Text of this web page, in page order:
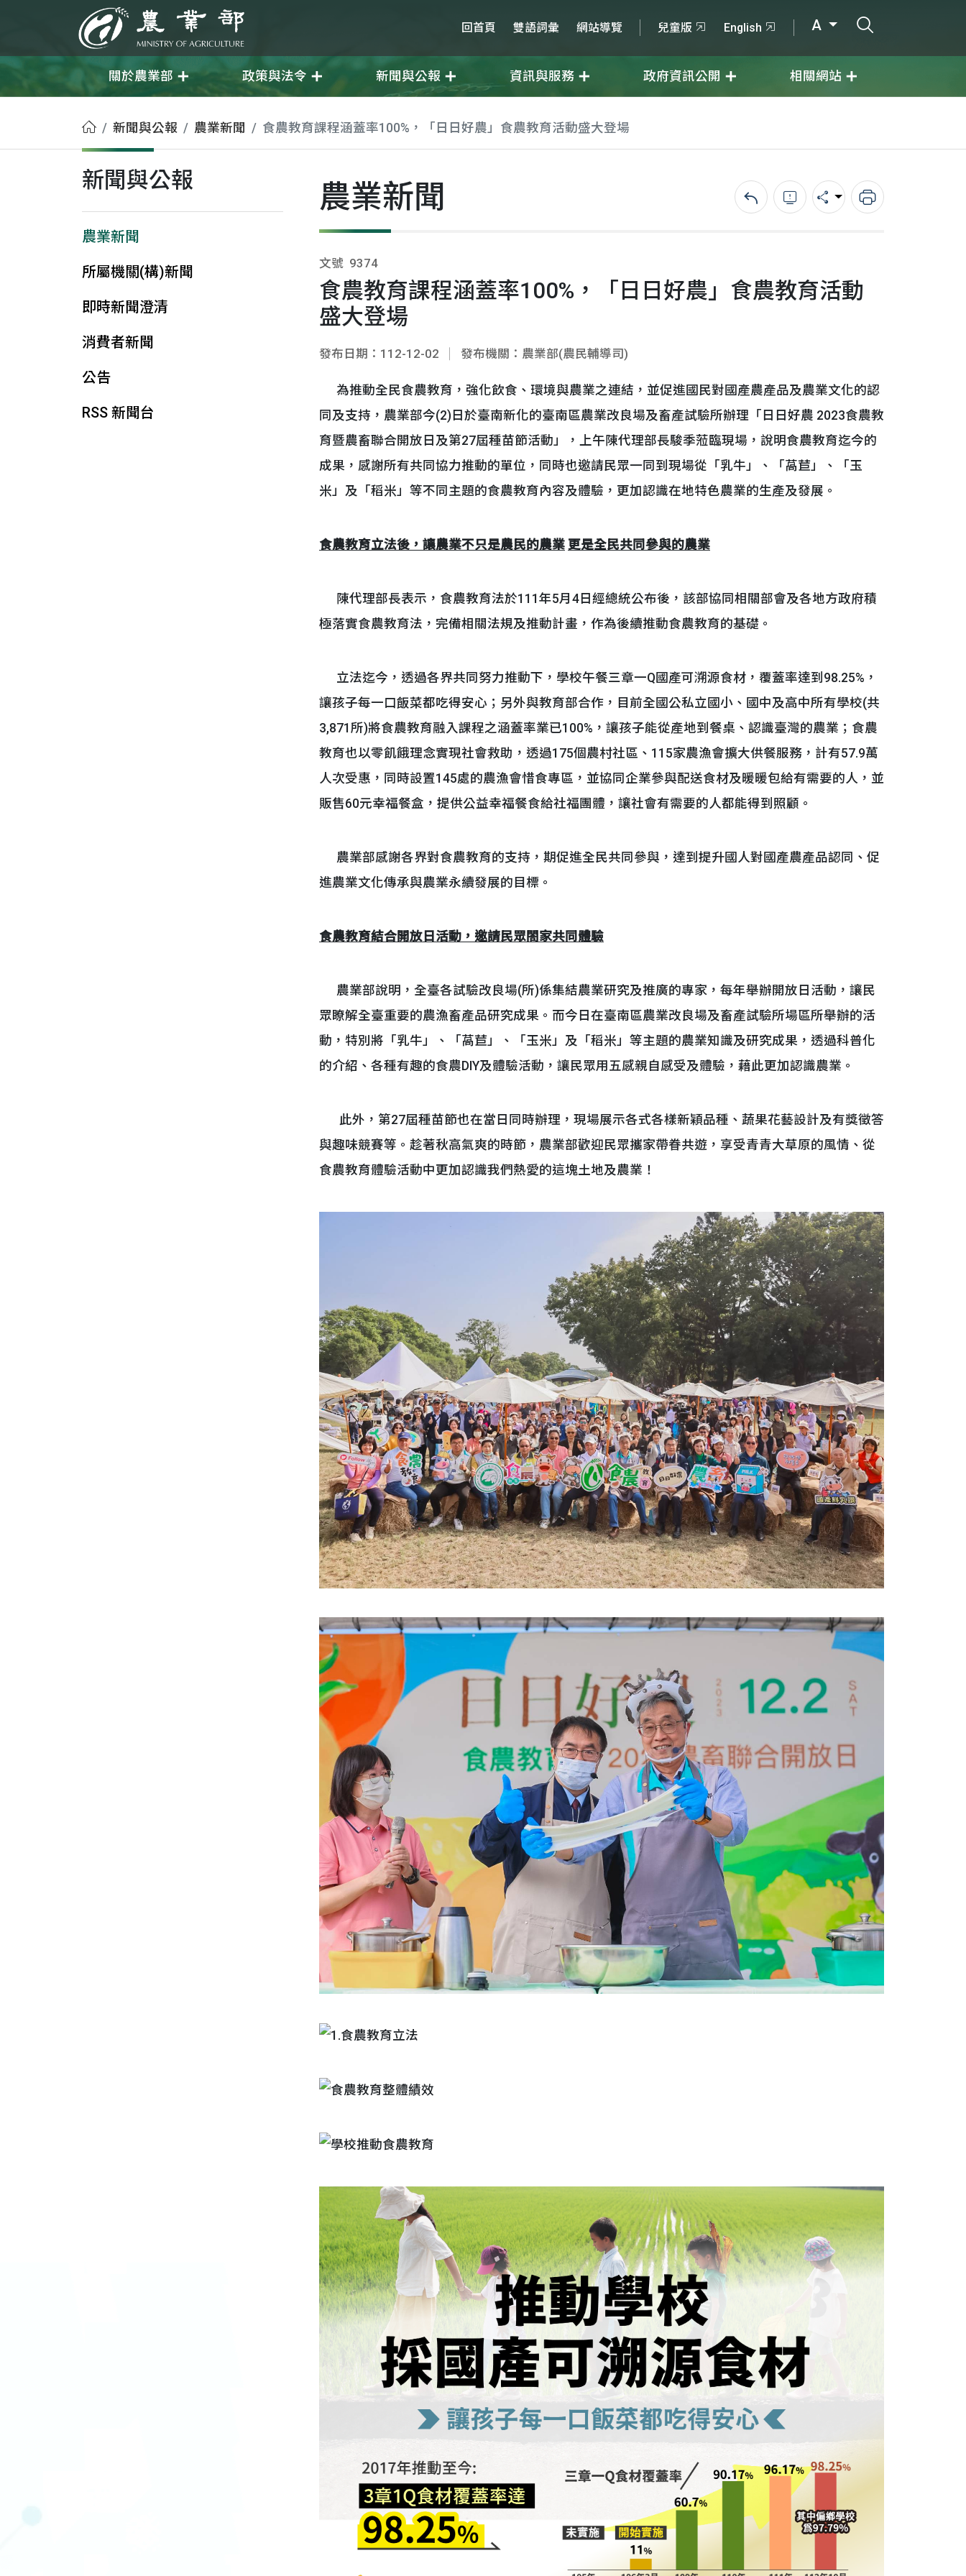
農業部 回首頁 雙語詞彙 網站導覽 兒童版 English A
關於農業部 政策與法令 新聞與公報 資訊與服務 政府資訊公開 相關網站
首頁新聞與公報 農業新聞 食農教育課程涵蓋率100%，「日日好農」食農教育活動盛大登場
新聞與公報
農業新聞
所屬機關(構)新聞
即時新聞澄清
消費者新聞
公告
RSS 新聞台
農業新聞 回上一頁錯誤回報分享 列印
文號 9374
食農教育課程涵蓋率100%，「日日好農」食農教育活動
盛大登場
發布日期：112-12-02 發布機關：農業部(農民輔導司)
為推動全民食農教育，強化飲食、環境與農業之連結，並促進國民對國產農產品及農業文化的認
同及支持，農業部今(2)日於臺南新化的臺南區農業改良場及畜產試驗所辦理「日日好農 2023食農教
育暨農畜聯合開放日及第27屆種苗節活動」，上午陳代理部長駿季蒞臨現場，說明食農教育迄今的
成果，感謝所有共同協力推動的單位，同時也邀請民眾一同到現場從「乳牛」、「萵苣」、「玉
米」及「稻米」等不同主題的食農教育內容及體驗，更加認識在地特色農業的生產及發展。
食農教育立法後，讓農業不只是農民的農業 更是全民共同參與的農業
陳代理部長表示，食農教育法於111年5月4日經總統公布後，該部協同相關部會及各地方政府積
極落實食農教育法，完備相關法規及推動計畫，作為後續推動食農教育的基礎。
立法迄今，透過各界共同努力推動下，學校午餐三章一Q國產可溯源食材，覆蓋率達到98.25%，
讓孩子每一口飯菜都吃得安心；另外與教育部合作，目前全國公私立國小、國中及高中所有學校(共
3,871所)將食農教育融入課程之涵蓋率業已100%，讓孩子能從產地到餐桌、認識臺灣的農業；食農
教育也以零飢餓理念實現社會救助，透過175個農村社區、115家農漁會擴大供餐服務，計有57.9萬
人次受惠，同時設置145處的農漁會惜食專區，並協同企業參與配送食材及暖暖包給有需要的人，並
販售60元幸福餐盒，提供公益幸福餐食給社福團體，讓社會有需要的人都能得到照顧。
農業部感謝各界對食農教育的支持，期促進全民共同參與，達到提升國人對國產農產品認同、促
進農業文化傳承與農業永續發展的目標。
食農教育結合開放日活動，邀請民眾閤家共同體驗
農業部說明，全臺各試驗改良場(所)係集結農業研究及推廣的專家，每年舉辦開放日活動，讓民
眾瞭解全臺重要的農漁畜產品研究成果。而今日在臺南區農業改良場及畜產試驗所場區所舉辦的活
動，特別將「乳牛」、「萵苣」、「玉米」及「稻米」等主題的農業知識及研究成果，透過科普化
的介紹、各種有趣的食農DIY及體驗活動，讓民眾用五感親自感受及體驗，藉此更加認識農業。
此外，第27屆種苗節也在當日同時辦理，現場展示各式各樣新穎品種、蔬果花藝設計及有獎徵答
與趣味競賽等。趁著秋高氣爽的時節，農業部歡迎民眾攜家帶眷共遊，享受青青大草原的風情、從
食農教育體驗活動中更加認識我們熱愛的這塊土地及農業！